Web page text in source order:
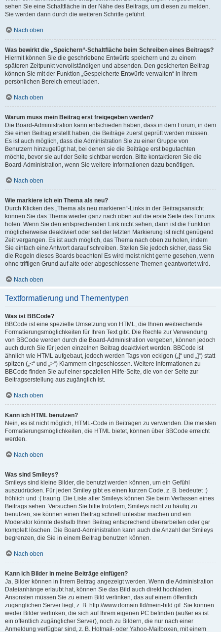
sehen Sie eine Schaltfläche in der Nähe des Beitrags, um diesen zu melden.
Sie werden dann durch die weiteren Schritte geführt.
Nach oben
Was bewirkt die „Speichern“-Schaltfläche beim Schreiben eines Beitrags?
Hiermit können Sie die geschriebene Entwürfe speichern und zu einem
späteren Zeitpunkt vervollständigen und absenden. Den gesicherten Beitrag
können Sie mit der Funktion „Gespeicherte Entwürfe verwalten“ in Ihrem
persönlichen Bereich erneut laden.
Nach oben
Warum muss mein Beitrag erst freigegeben werden?
Die Board-Administration kann entschieden haben, dass in dem Forum, in dem
Sie einen Beitrag erstellt haben, die Beiträge zuerst geprüft werden müssen.
Es ist auch möglich, dass die Administration Sie zu einer Gruppe von
Benutzern hinzugefügt hat, bei denen sie die Beiträge erst begutachten
möchte, bevor sie auf der Seite sichtbar werden. Bitte kontaktieren Sie die
Board-Administration, wenn Sie weitere Informationen dazu benötigen.
Nach oben
Wie markiere ich ein Thema als neu?
Durch Klicken des „Thema als neu markieren“-Links in der Beitragsansicht
können Sie das Thema wieder ganz nach oben auf die erste Seite des Forums
holen. Wenn Sie den entsprechenden Link nicht sehen, dann ist die Funktion
möglicherweise deaktiviert oder seit der letzten Markierung ist nicht genügend
Zeit vergangen. Es ist auch möglich, das Thema nach oben zu holen, indem
Sie einfach eine Antwort darauf schreiben. Stellen Sie jedoch sicher, dass Sie
die Regeln dieses Boards beachten! Es wird meist nicht gerne gesehen, wenn
ohne triftigen Grund auf alte oder abgeschlossene Themen geantwortet wird.
Nach oben
Textformatierung und Thementypen
Was ist BBCode?
BBCode ist eine spezielle Umsetzung von HTML, die Ihnen weitreichende
Formatierungsmöglichkeiten für Ihren Text gibt. Die Rechte zur Verwendung
von BBCode werden durch die Board-Administration vergeben, können jedoch
auch durch Sie für jeden einzelnen Beitrag deaktiviert werden. BBCode ist
ähnlich wie HTML aufgebaut, jedoch werden Tags von eckigen („[“ und „]“) statt
spitzen („<“ und „>“) Klammern eingeschlossen. Weitere Informationen zu
BBCode finden Sie auf einer speziellen Hilfe-Seite, die von der Seite zur
Beitragserstellung aus zugänglich ist.
Nach oben
Kann ich HTML benutzen?
Nein, es ist nicht möglich, HTML-Code in Beiträgen zu verwenden. Die meisten
Formatierungsmöglichkeiten, die HTML bietet, können über BBCode erreicht
werden.
Nach oben
Was sind Smileys?
Smileys sind kleine Bilder, die benutzt werden können, um ein Gefühl
auszudrücken. Für jeden Smiley gibt es einen kurzen Code, z. B. bedeutet :)
fröhlich und :( traurig. Die Liste aller Smileys können Sie beim Verfassen eines
Beitrags sehen. Versuchen Sie bitte trotzdem, Smileys nicht zu häufig zu
benutzen, sie können einen Beitrag schnell unlesbar machen und ein
Moderator könnte deshalb Ihren Beitrag entsprechend überarbeiten oder gar
komplett löschen. Die Board-Administration kann auch die Anzahl der Smileys
begrenzen, die Sie in einem Beitrag benutzen können.
Nach oben
Kann ich Bilder in meine Beiträge einfügen?
Ja, Bilder können in Ihrem Beitrag angezeigt werden. Wenn die Administration
Dateianhänge erlaubt hat, können Sie das Bild auch direkt hochladen.
Ansonsten müssen Sie zu einem Bild verlinken, das auf einem öffentlich
zugänglichen Server liegt, z. B. http://www.domain.tld/mein-bild.gif. Sie können
weder Bilder verlinken, die sich auf Ihrem eigenen PC befinden (außer es ist
ein öffentlich zugänglicher Server), noch zu Bildern, die nur nach einer
Anmeldung verfügbar sind, z. B. Hotmail- oder Yahoo-Mailboxen, mit einem